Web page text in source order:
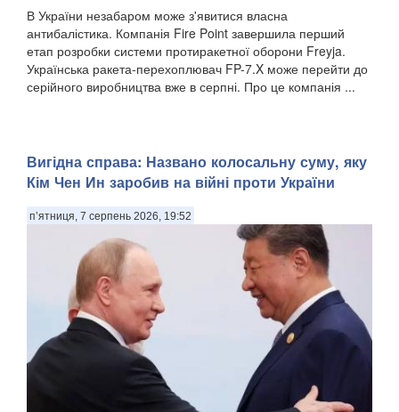
В України незабаром може з'явитися власна
антибалістика. Компанія Fire Point завершила перший
етап розробки системи протиракетної оборони Freyja.
Українська ракета-перехоплювач FP-7.X може перейти до
серійного виробництва вже в серпні. Про це компанія ...
Вигідна справа: Названо колосальну суму, яку
Кім Чен Ин заробив на війні проти України
п’ятниця, 7 серпень 2026, 19:52